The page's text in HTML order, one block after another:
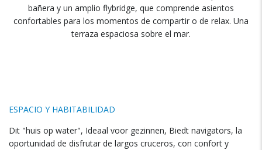
bañera y un amplio flybridge, que comprende asientos
confortables para los momentos de compartir o de relax. Una
terraza espaciosa sobre el mar.
ESPACIO Y HABITABILIDAD
Dit "huis op water", Ideaal voor gezinnen, Biedt navigators, la
oportunidad de disfrutar de largos cruceros, con confort y